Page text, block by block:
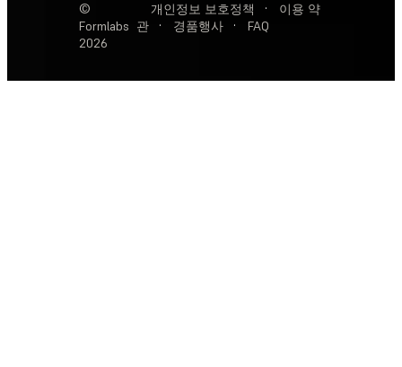
©
Formlabs
2026
개인정보 보호정책 ·
이용 약
관
· 경품행사 · FAQ